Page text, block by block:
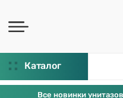
Каталог
Все новинки